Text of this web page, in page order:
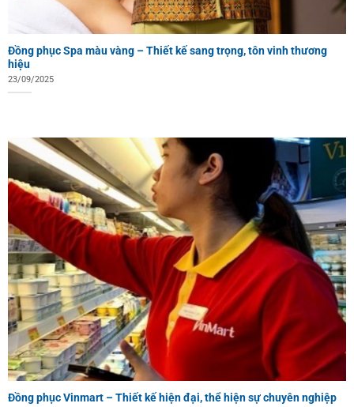
Đồng phục Spa màu vàng – Thiết kế sang trọng, tôn vinh thương
hiệu
23/09/2025
Đồng phục Vinmart – Thiết kế hiện đại, thể hiện sự chuyên nghiệp